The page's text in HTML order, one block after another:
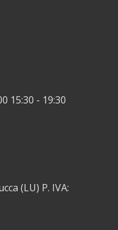
15:30 - 19:30
(LU) P. IVA: